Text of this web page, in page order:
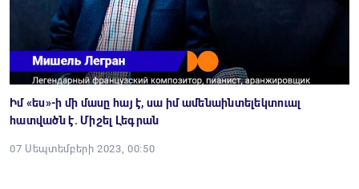
Իմ «ես»-ի մի մասը հայ է, սա իմ ամենաինտելեկտուալ
հատվածն է. Միշել Լեգրան
07 Սեպտեմբերի 2023, 00:50